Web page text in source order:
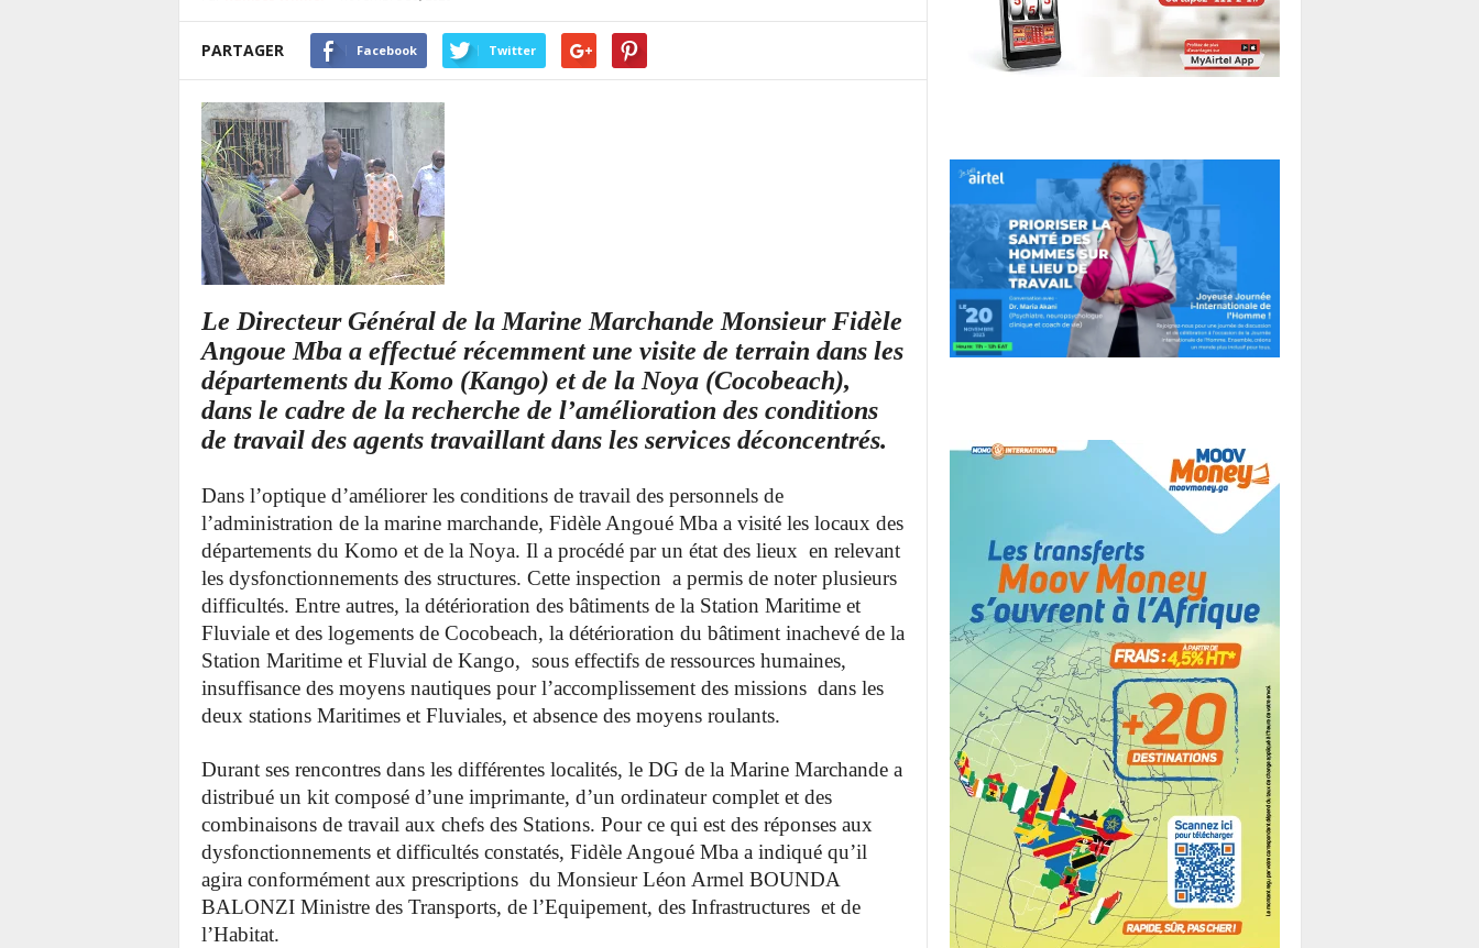
PARTAGER Facebook Twitter
Le Directeur Général de la Marine Marchande Monsieur Fidèle
Angoue Mba a effectué récemment une visite de terrain dans les
départements du Komo (Kango) et de la Noya (Cocobeach),
dans le cadre de la recherche de l’amélioration des conditions
de travail des agents travaillant dans les services déconcentrés.
Dans l’optique d’améliorer les conditions de travail des personnels de
l’administration de la marine marchande, Fidèle Angoué Mba a visité les locaux des
départements du Komo et de la Noya. Il a procédé par un état des lieux en relevant
les dysfonctionnements des structures. Cette inspection a permis de noter plusieurs
difficultés. Entre autres, la détérioration des bâtiments de la Station Maritime et
Fluviale et des logements de Cocobeach, la détérioration du bâtiment inachevé de la
Station Maritime et Fluvial de Kango, sous effectifs de ressources humaines,
insuffisance des moyens nautiques pour l’accomplissement des missions dans les
deux stations Maritimes et Fluviales, et absence des moyens roulants.
Durant ses rencontres dans les différentes localités, le DG de la Marine Marchande a
distribué un kit composé d’une imprimante, d’un ordinateur complet et des
combinaisons de travail aux chefs des Stations. Pour ce qui est des réponses aux
dysfonctionnements et difficultés constatés, Fidèle Angoué Mba a indiqué qu’il
agira conformément aux prescriptions du Monsieur Léon Armel BOUNDA
BALONZI Ministre des Transports, de l’Equipement, des Infrastructures et de
l’Habitat.